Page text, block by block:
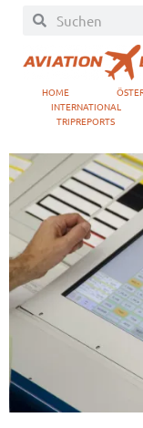
HOME
INTERNATIONAL
TRIPREPORTS